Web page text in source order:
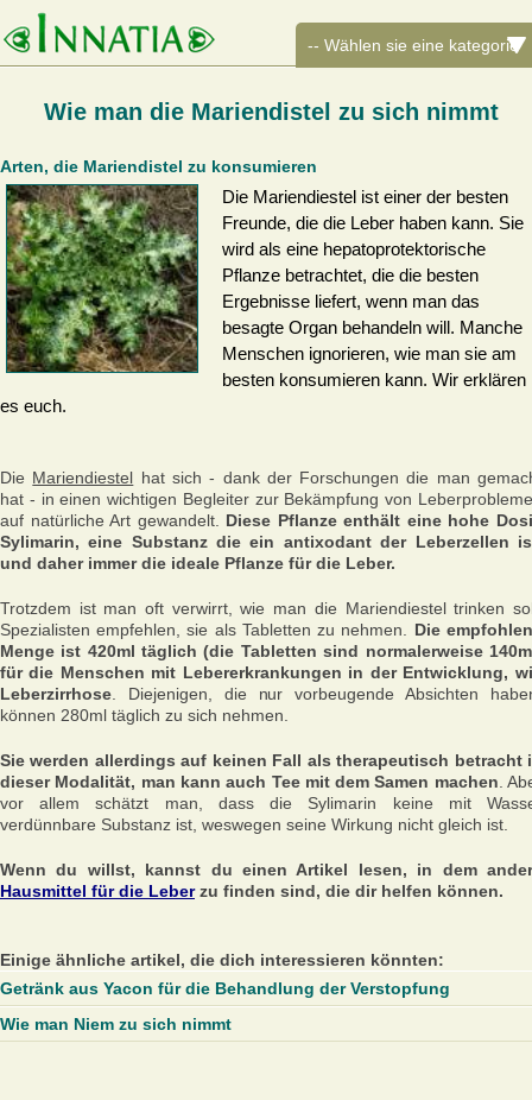
Wie man die Mariendistel zu sich nimmt
Arten, die Mariendistel zu konsumieren
Die Mariendiestel ist einer der besten
Freunde, die die Leber haben kann. Sie
wird als eine hepatoprotektorische
Pflanze betrachtet, die die besten
Ergebnisse liefert, wenn man das
besagte Organ behandeln will. Manche
Menschen ignorieren, wie man sie am
besten konsumieren kann. Wir erklären
es euch.
Die Mariendiestel hat sich - dank der Forschungen die man
hat - in einen wichtigen Begleiter zur Bekämpfung von
auf natürliche Art gewandelt. Diese Pflanze enthält eine hohe
Sylimarin, eine Substanz die ein antixodant der Leberzellen
und daher immer die ideale Pflanze für die Leber.
Trotzdem ist man oft verwirrt, wie man die Mariendiestel trinken
Spezialisten empfehlen, sie als Tabletten zu nehmen. Die
Menge ist 420ml täglich (die Tabletten sind normalerweise
für die Menschen mit Lebererkrankungen in der Entwicklung,
Leberzirrhose . Diejenigen, die nur vorbeugende Absichten
können 280ml täglich zu sich nehmen.
Sie werden allerdings auf keinen Fall als therapeutisch betracht
dieser Modalität, man kann auch Tee mit dem Samen machen .
vor allem schätzt man, dass die Sylimarin keine mit
verdünnbare Substanz ist, weswegen seine Wirkung nicht gleich ist.
Wenn du willst, kannst du einen Artikel lesen, in dem
Hausmittel für die Leberzu finden sind, die dir helfen können.
Einige ähnliche artikel, die dich interessieren könnten:
Getränk aus Yacon für die Behandlung der Verstopfung
Wie man Niem zu sich nimmt